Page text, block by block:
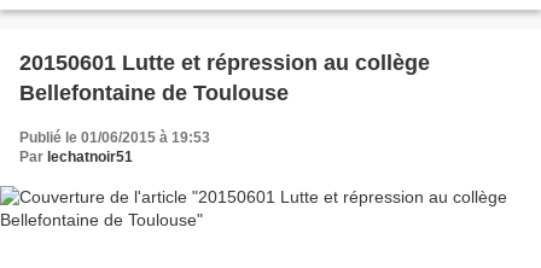
20150601 Lutte et répression au collège
Bellefontaine de Toulouse
Publié le 01/06/2015 à 19:53
Par lechatnoir51